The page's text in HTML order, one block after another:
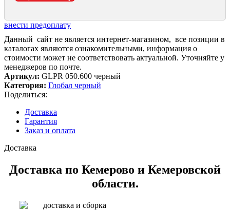
внести предоплату
Данный сайт не является интернет-магазином, все позиции в
каталогах являются ознакомительными, информация о
стоимости может не соответствовать актуальной. Уточняйте у
менеджеров по почте.
Артикул: GLPR 050.600 черный
Категория: Глобал черный
Поделиться:
Доставка
Гарантия
Заказ и оплата
Доставка
Доставка по Кемерово и Кемеровской
области.